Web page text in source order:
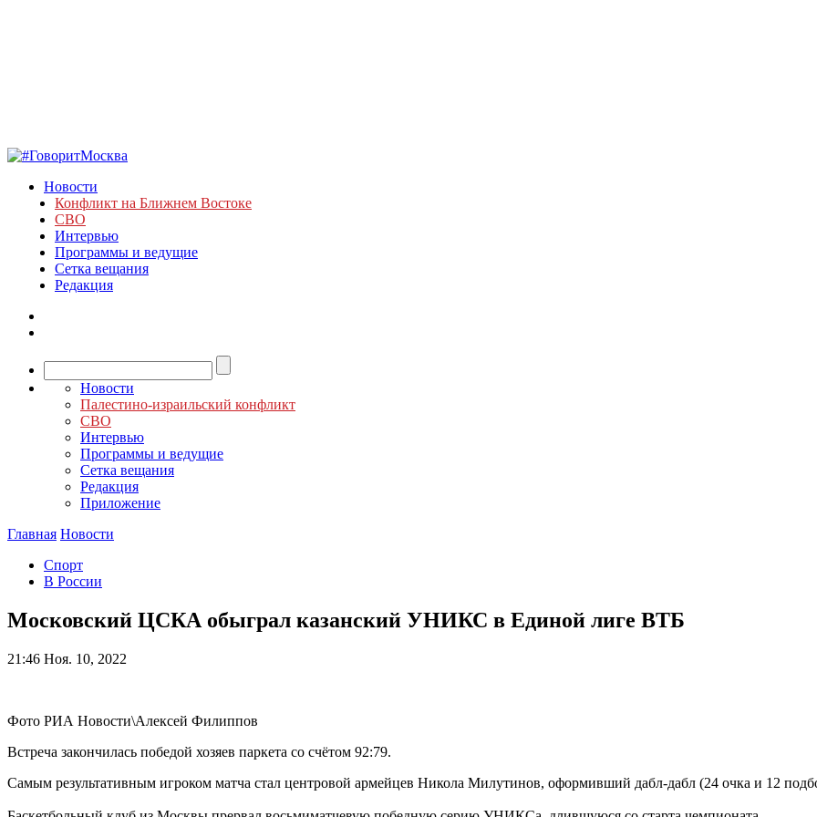
Новости
Конфликт на Ближнем Востоке
СВО
Интервью
Программы и ведущие
Сетка вещания
Редакция
Новости
Палестино-израильский конфликт
СВО
Интервью
Программы и ведущие
Сетка вещания
Редакция
Приложение
Главная Новости
Спорт
В России
Московский ЦСКА обыграл казанский УНИКС в Единой лиге ВТБ
21:46 Ноя. 10, 2022
Фото РИА Новости\Алексей Филиппов
Встреча закончилась победой хозяев паркета со счётом 92:79.
Самым результативным игроком матча стал центровой армейцев Никола Милутинов, оформивший дабл-дабл (24 очка и 12